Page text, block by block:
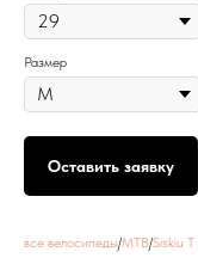
Размер
Оставить заявку
все велосипеды/MTB/Siskiu T